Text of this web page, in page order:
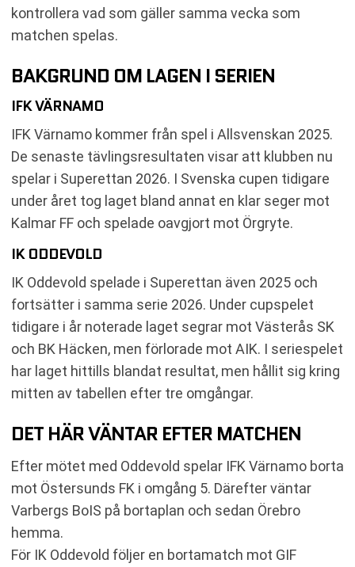
kontrollera vad som gäller samma vecka som
matchen spelas.
BAKGRUND OM LAGEN I SERIEN
IFK VÄRNAMO
IFK Värnamo kommer från spel i Allsvenskan 2025.
De senaste tävlingsresultaten visar att klubben nu
spelar i Superettan 2026. I Svenska cupen tidigare
under året tog laget bland annat en klar seger mot
Kalmar FF och spelade oavgjort mot Örgryte.
IK ODDEVOLD
IK Oddevold spelade i Superettan även 2025 och
fortsätter i samma serie 2026. Under cupspelet
tidigare i år noterade laget segrar mot Västerås SK
och BK Häcken, men förlorade mot AIK. I seriespelet
har laget hittills blandat resultat, men hållit sig kring
mitten av tabellen efter tre omgångar.
DET HÄR VÄNTAR EFTER MATCHEN
Efter mötet med Oddevold spelar IFK Värnamo borta
mot Östersunds FK i omgång 5. Därefter väntar
Varbergs BoIS på bortaplan och sedan Örebro
hemma.
För IK Oddevold följer en bortamatch mot GIF